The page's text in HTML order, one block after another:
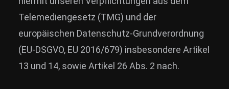
Telemediengesetz (TMG) und der
europäischen Datenschutz-Grundverordnung
(EU-DSGVO, EU 2016/679) insbesondere Artikel
13 und 14, sowie Artikel 26 Abs. 2 nach.